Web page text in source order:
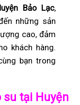
Bảo Lạc,
những sản
cao, đảm
khách hàng.
bạn trong
tại Huyện